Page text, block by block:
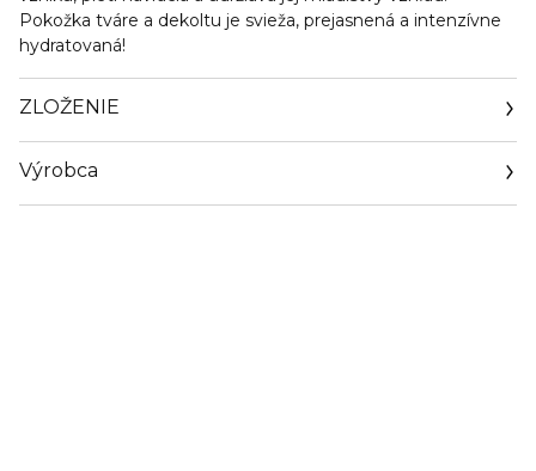
Pokožka tváre a dekoltu je svieža, prejasnená a intenzívne
hydratovaná!
ZLOŽENIE
Výrobca